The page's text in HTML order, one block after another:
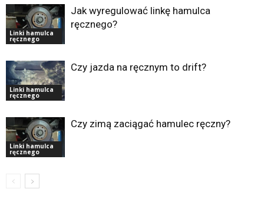
Linki hamulca
ręcznego
Jak wyregulować linkę hamulca
ręcznego?
Linki hamulca
ręcznego
Czy jazda na ręcznym to drift?
Linki hamulca
ręcznego
Czy zimą zaciągać hamulec ręczny?